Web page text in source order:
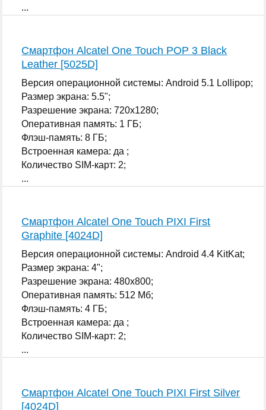
...
Смартфон Alcatel One Touch POP 3 Black
Leather [5025D]
Версия операционной системы: Android 5.1 Lollipop;
Размер экрана: 5.5";
Разрешение экрана: 720x1280;
Оперативная память: 1 ГБ;
Флэш-память: 8 ГБ;
Встроенная камера: да ;
Количество SIM-карт: 2;
...
Смартфон Alcatel One Touch PIXI First
Graphite [4024D]
Версия операционной системы: Android 4.4 KitKat;
Размер экрана: 4";
Разрешение экрана: 480x800;
Оперативная память: 512 Мб;
Флэш-память: 4 ГБ;
Встроенная камера: да ;
Количество SIM-карт: 2;
...
Смартфон Alcatel One Touch PIXI First Silver
[4024D]